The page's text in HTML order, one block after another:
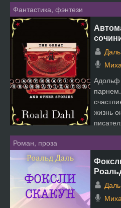
Фантастика, фэнтези
жизнь
Роман, проза